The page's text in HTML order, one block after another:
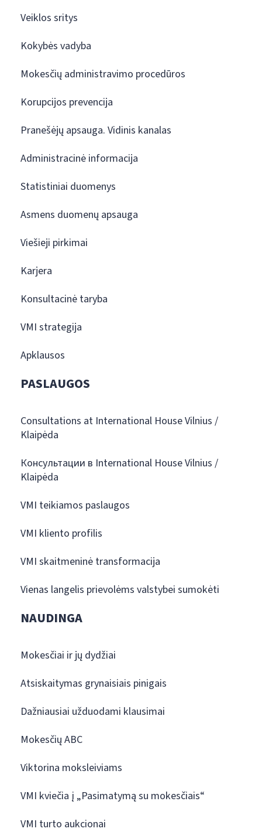
Veiklos sritys
Kokybės vadyba
Mokesčių administravimo procedūros
Korupcijos prevencija
Pranešėjų apsauga. Vidinis kanalas
Administracinė informacija
Statistiniai duomenys
Asmens duomenų apsauga
Viešieji pirkimai
Karjera
Konsultacinė taryba
VMI strategija
Apklausos
PASLAUGOS
Consultations at International House Vilnius /
Klaipėda
Консультации в International House Vilnius /
Klaipėda
VMI teikiamos paslaugos
VMI kliento profilis
VMI skaitmeninė transformacija
Vienas langelis prievolėms valstybei sumokėti
NAUDINGA
Mokesčiai ir jų dydžiai
Atsiskaitymas grynaisiais pinigais
Dažniausiai užduodami klausimai
Mokesčių ABC
Viktorina moksleiviams
VMI kviečia į „Pasimatymą su mokesčiais“
VMI turto aukcionai